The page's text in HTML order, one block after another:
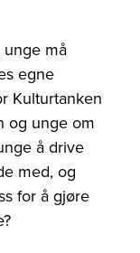
må
egne
Kulturtanken
og unge om
å drive
med, og
for å gjøre